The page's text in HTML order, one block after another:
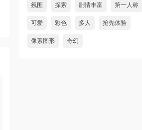
虾仔游戏
氛围 探索 剧情丰富 第一人称
可爱 彩色 多人 抢先体验
像素图形 奇幻